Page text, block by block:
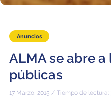
Programa
Slack de conferencia
Grabaciones
Logística de carteles
Anuncios
ALMA se abre a
públicas
17 Marzo, 2015 / Tiempo de lectura: